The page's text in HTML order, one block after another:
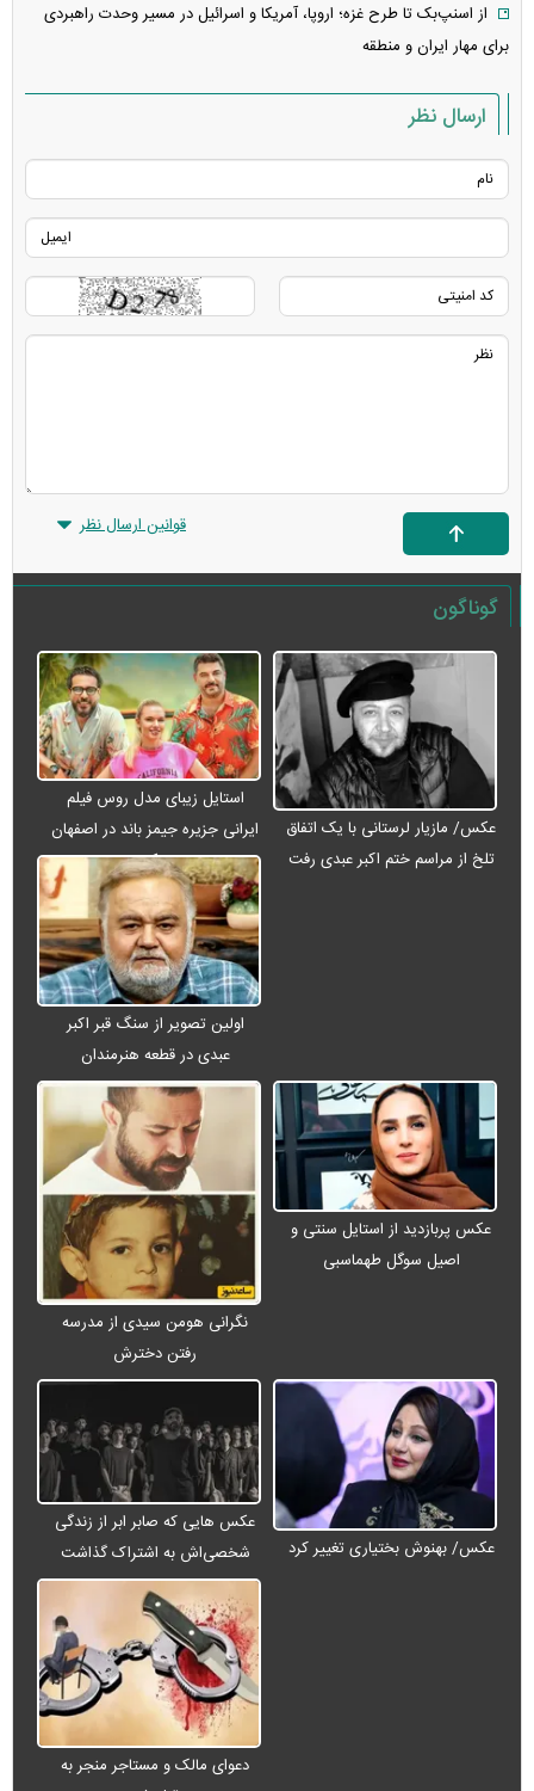
از اسنپ‌بک تا طرح غزه؛ اروپا، آمریکا و اسرائیل در مسیر وحدت راهبردی
برای مهار ایران و منطقه
ارسال نظر
قوانین ارسال نظر
گوناگون
عکس/ مازیار لرستانی با یک اتفاق
تلخ از مراسم ختم اکبر عبدی رفت
استایل زیبای مدل روس فیلم
ایرانی جزیره جیمز باند در اصفهان
+ عکس
اولین تصویر از سنگ قبر اکبر
عبدی در قطعه هنرمندان
عکس پربازدید از استایل سنتی و
اصیل سوگل طهماسبی
نگرانی هومن سیدی از مدرسه
رفتن دخترش
عکس/ بهنوش بختیاری تغییر کرد
عکس هایی که صابر ابر از زندگی
شخصی‌اش به اشتراک گذاشت
دعوای مالک و مستاجر منجر به